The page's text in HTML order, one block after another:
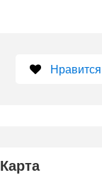
Нравится
Карта